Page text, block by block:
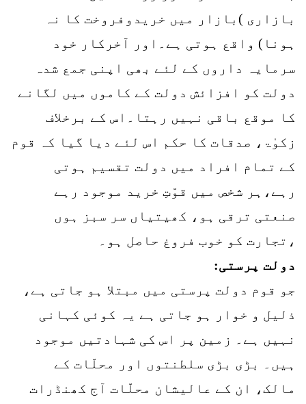
بازاری )بازار میں خریدوفروخت کا نہ
ہونا) واقع ہوتی ہے۔اور آخرکار خود
سرمایہ داروں کے لئے بھی اپنی جمع شدہ
دولت کو افزائش دولت کے کاموں میں لگانے
کا موقع باقی نہیں رہتا۔اس کے برخلاف
زکوٰۃ، صدقات کا حکم اس لئے دیا گیا کہ قوم
کے تمام افراد میں دولت تقسیم ہوتی
رہے،ہر شخص میں قوّتِ خرید موجود رہے
صنعتی ترقی ہو، کھیتیاں سر سبز ہوں
،تجارت کو خوب فروغ حاصل ہو۔
دولت پرستی:
جو قوم دولت پرستی میں مبتلا ہو جاتی ہے،
ذلیل و خوار ہو جاتی ہے یہ کوئی کہانی
نہیں ہے۔ زمین پر اس کی شہادتیں موجود
ہیں۔ بڑی بڑی سلطنتوں اور محلّات کے
مالک، ان کے عالیشان محلّات آج کھنڈرات